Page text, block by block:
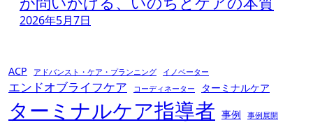
2026年5月7日
ACP アドバンスト・ケア・プランニング イノベーター
エンドオブライフケア コーディネーター ターミナルケア
ターミナルケア指導者 事例 事例展開